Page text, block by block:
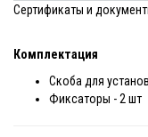
Сертификаты и
Комплектация
Скоба для
Фиксаторы - 2 шт